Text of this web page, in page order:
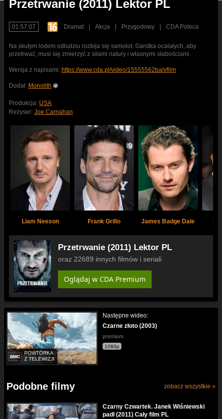
Przetrwanie (2011) Lektor PL
01:57:07 Dramat Akcja Przygodowy CDA Poleca
Na skutym lodem odludziu rozbija się samolot. Garstka ocalałych, aby
przetrwać, musi się zmierzyć z siłami natury i własnymi słabościami.
Wersja z napisami: https://www.cda.pl/video/15555562ba/vfilm
Dodał: Monolith
Produkcja: USA
Reżyser: Joe Carnahan
Liam Neeson Frank Grillo James Badge Dale
Przetrwanie (2011) Lektor PL
oraz 22689 innych filmów i seriali
Oglądaj w CDA Premium
POWTÓRKA
Z TELEWIZJI
Następne wideo:
Czarne złoto (2003)
premium
1080p
Podobne filmy zobacz wszystkie »
Czarny Czwartek. Janek Wiśniewski
padł (2011) Cały film PL